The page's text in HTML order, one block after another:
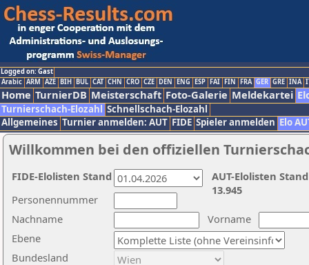
Logged on: Gast
Arabic ARM AZE BIH BUL CAT CHN CRO CZE DEN ENG ESP FAI FIN FRA GER GRE INA
Home TurnierDB Meisterschaft Foto-Galerie Meldekartei
Turnierschach-Elozahl Schnellschach-Elozahl
Allgemeines Turnier anmelden: AUT FIDE Spieler anmelden Elo
Willkommen bei den offiziellen
Nachname
Vorname
Ebene
Personennummer
Bundesland
AUT-Elolisten
13.945
FIDE-Elolisten Stand